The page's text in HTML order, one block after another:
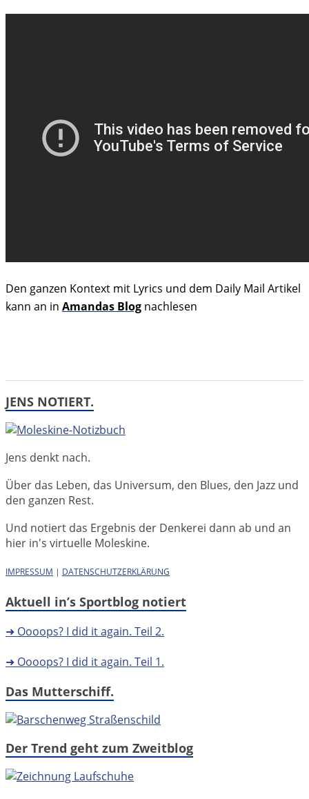
Den ganzen Kontext mit Lyrics und dem Daily Mail Artikel
kann an in Amandas Blog nachlesen
JENS NOTIERT.
Jens denkt nach.
Über das Leben, das Universum, den Blues, den Jazz und
den ganzen Rest.
Und notiert das Ergebnis der Denkerei dann ab und an
hier in's virtuelle Moleskine.
IMPRESSUM | DATENSCHUTZERKLÄRUNG
Aktuell in’s Sportblog notiert
➜ Oooops? I did it again. Teil 2.
➜ Oooops? I did it again. Teil 1.
Das Mutterschiff.
Der Trend geht zum Zweitblog